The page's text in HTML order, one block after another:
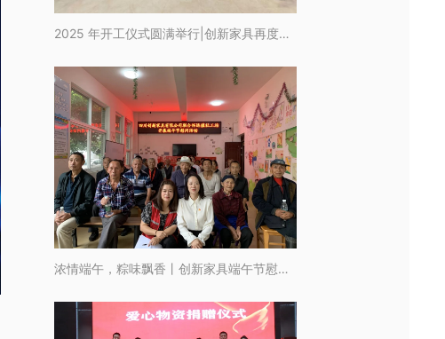
2025 年开工仪式圆满举行|创新家具再度启航开启奋斗新征程
浓情端午，粽味飘香丨创新家具端午节慰问活动圆满成功！